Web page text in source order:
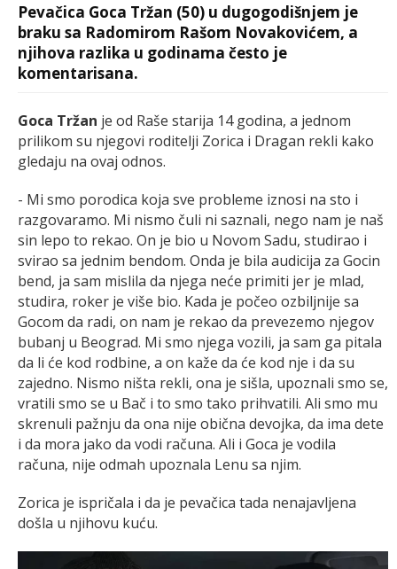
Pevačica Goca Tržan (50) u dugogodišnjem je
braku sa Radomirom Rašom Novakovićem, a
njihova razlika u godinama često je
komentarisana.
Goca Tržan je od Raše starija 14 godina, a jednom
prilikom su njegovi roditelji Zorica i Dragan rekli kako
gledaju na ovaj odnos.
- Mi smo porodica koja sve probleme iznosi na sto i
razgovaramo. Mi nismo čuli ni saznali, nego nam je naš
sin lepo to rekao. On je bio u Novom Sadu, studirao i
svirao sa jednim bendom. Onda je bila audicija za Gocin
bend, ja sam mislila da njega neće primiti jer je mlad,
studira, roker je više bio. Kada je počeo ozbiljnije sa
Gocom da radi, on nam je rekao da prevezemo njegov
bubanj u Beograd. Mi smo njega vozili, ja sam ga pitala
da li će kod rodbine, a on kaže da će kod nje i da su
zajedno. Nismo ništa rekli, ona je sišla, upoznali smo se,
vratili smo se u Bač i to smo tako prihvatili. Ali smo mu
skrenuli pažnju da ona nije obična devojka, da ima dete
i da mora jako da vodi računa. Ali i Goca je vodila
računa, nije odmah upoznala Lenu sa njim.
Zorica je ispričala i da je pevačica tada nenajavljena
došla u njihovu kuću.